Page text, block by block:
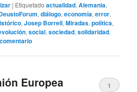
| Etiquetado actualidad,Alemania,
,diálogo,economía,error,
,Josep Borrell,Miradas,política,
,social,sociedad,solidaridad,
Europea 1